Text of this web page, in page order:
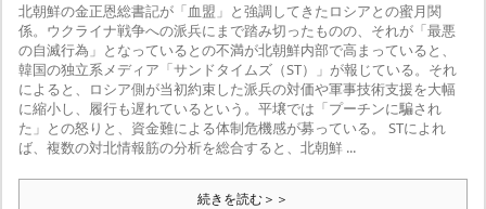
北朝鮮の金正恩総書記が「血盟」と強調してきたロシアとの蜜月関
係。ウクライナ戦争への派兵にまで踏み切ったものの、それが「最悪
の自滅行為」となっているとの不満が北朝鮮内部で高まっていると、
韓国の独立系メディア「サンドタイムズ（ST）」が報じている。それ
によると、ロシア側が当初約束した派兵の対価や軍事技術支援を大幅
に縮小し、履行も遅れているという。平壌では「プーチンに騙され
た」との怒りと、資金難による体制危機感が募っている。 STによれ
ば、複数の対北情報筋の分析を総合すると、北朝鮮 ...
続きを読む＞＞